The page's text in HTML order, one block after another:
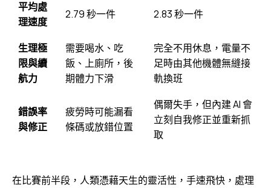
平均處
理速度
2.79 秒一件 2.83 秒一件
生理極
限與續
航力
需要喝水、吃
飯、上廁所，後
期體力下滑
完全不用休息，電量不
足時由其他機體無縫接
軌換班
錯誤率
與修正
疲勞時可能漏看
條碼或放錯位置
偶爾失手，但內建 AI 會
立刻自我修正並重新抓
取
在比賽前半段，人類憑藉天生的靈活性，手速飛快，處理